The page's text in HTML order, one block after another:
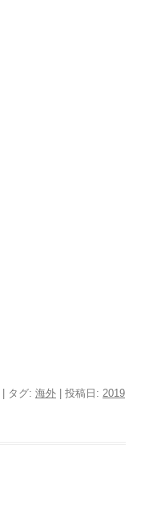
| タグ: 海外 | 投稿日: 2019